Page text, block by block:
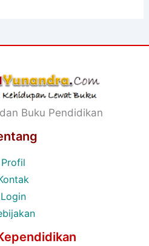
Buku Pendidikan
Profil
Login